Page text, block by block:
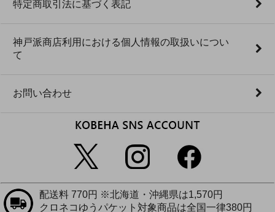
特定商取引法に基づく表記
神戸派商店利用における個人情報の取扱いについ
て
お問い合わせ
配送料 770円 ※北海道・沖縄県は1,570円
クロネコゆうパケット対象商品は全国一律380円